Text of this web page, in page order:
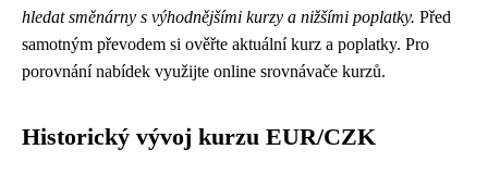
hledat směnárny s výhodnějšími kurzy a nižšími poplatky. Před
samotným převodem si ověřte aktuální kurz a poplatky. Pro
porovnání nabídek využijte online srovnávače kurzů.
Historický vývoj kurzu EUR/CZK